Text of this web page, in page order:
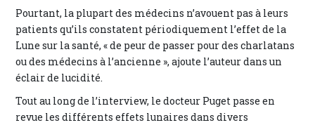
Pourtant, la plupart des médecins n’avouent pas à leurs
patients qu’ils constatent périodiquement l’effet de la
Lune sur la santé, « de peur de passer pour des charlatans
ou des médecins à l’ancienne », ajoute l’auteur dans un
éclair de lucidité.
Tout au long de l’interview, le docteur Puget passe en
revue les différents effets lunaires dans divers